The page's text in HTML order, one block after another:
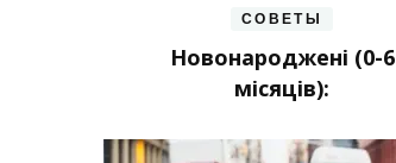
СОВЕТЫ
Новонароджені (0-6
місяців):